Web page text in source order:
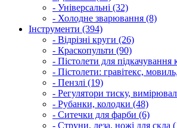
- Універсальні (32)
- Холодне зварювання (8)
Інструменти (394)
- Відрізні круги (26)
- Краскопульти (90)
- Пістолети для підкачування
- Пістолети: гравітекс,
- Пензлі (19)
- Регулятори тиску,
- Рубанки, колодки (48)
- Ситечки для фарби (6)
- Струни, леза, ножі для скла